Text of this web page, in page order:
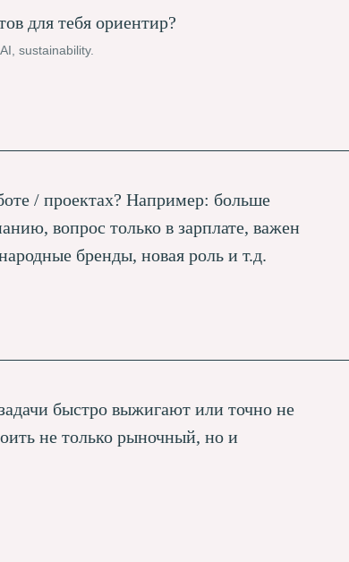
для тебя ориентир?
sustainability.
/ проектах? Например: больше
вопрос только в зарплате, важен
бренды, новая роль и т.д.
быстро выжигают или точно не
не только рыночный, но и